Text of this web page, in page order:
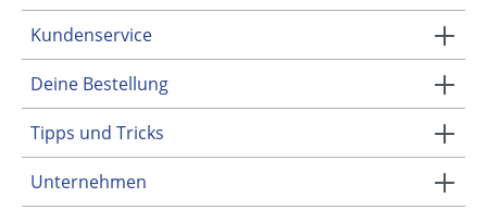
Kundenservice
Deine Bestellung
Tipps und Tricks
Unternehmen